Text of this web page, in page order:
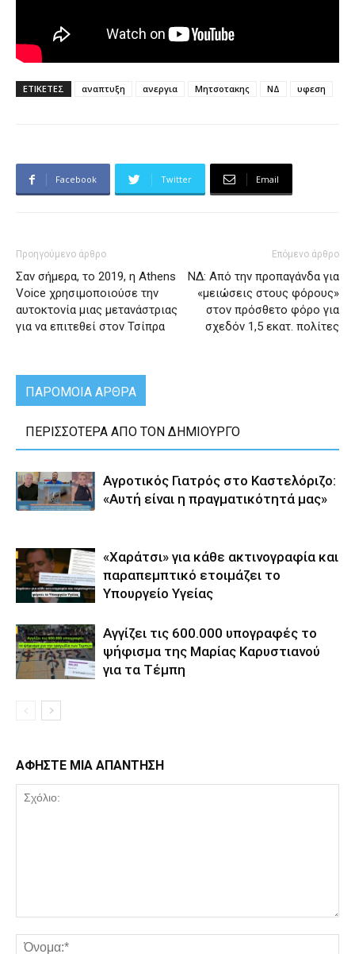
ΕΤΙΚΕΤΕΣ αναπτυξη ανεργια Μητσοτακης ΝΔ υφεση
Facebook Twitter Email
Προηγούμενο άρθρο
Σαν σήμερα, το 2019, η Athens
Voice χρησιμοποιούσε την
αυτοκτονία μιας μετανάστριας
για να επιτεθεί στον Τσίπρα
Επόμενο άρθρο
ΝΔ: Από την προπαγάνδα για
«μειώσεις στους φόρους»
στον πρόσθετο φόρο για
σχεδόν 1,5 εκατ. πολίτες
ΠΑΡΟΜΟΙΑ ΑΡΘΡΑ
ΠΕΡΙΣΣΟΤΕΡΑ ΑΠΟ ΤΟΝ ΔΗΜΙΟΥΡΓΟ
Αγροτικός Γιατρός στο Καστελόριζο:
«Αυτή είναι η πραγματικότητά μας»
«Χαράτσι» για κάθε ακτινογραφία και
παραπεμπτικό ετοιμάζει το
Υπουργείο Υγείας
Αγγίζει τις 600.000 υπογραφές το
ψήφισμα της Μαρίας Καρυστιανού
για τα Τέμπη
ΑΦΗΣΤΕ ΜΙΑ ΑΠΑΝΤΗΣΗ